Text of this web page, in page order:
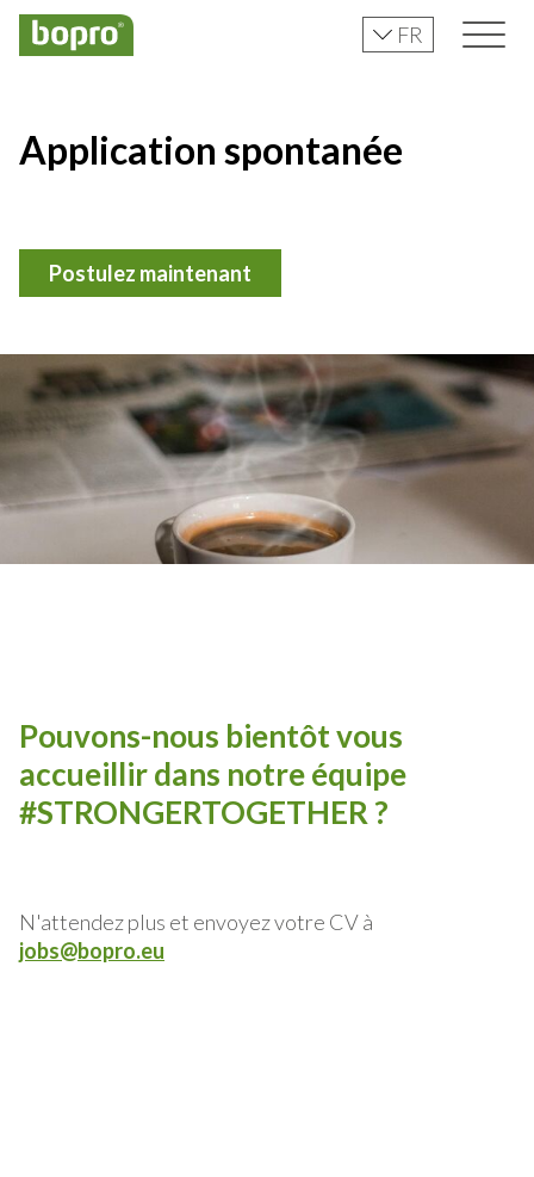
FR
Application spontanée
Postulez maintenant
Pouvons-nous bientôt vous
accueillir dans notre équipe
#STRONGERTOGETHER ?
N'attendez plus et envoyez votre CV à
jobs@bopro.eu